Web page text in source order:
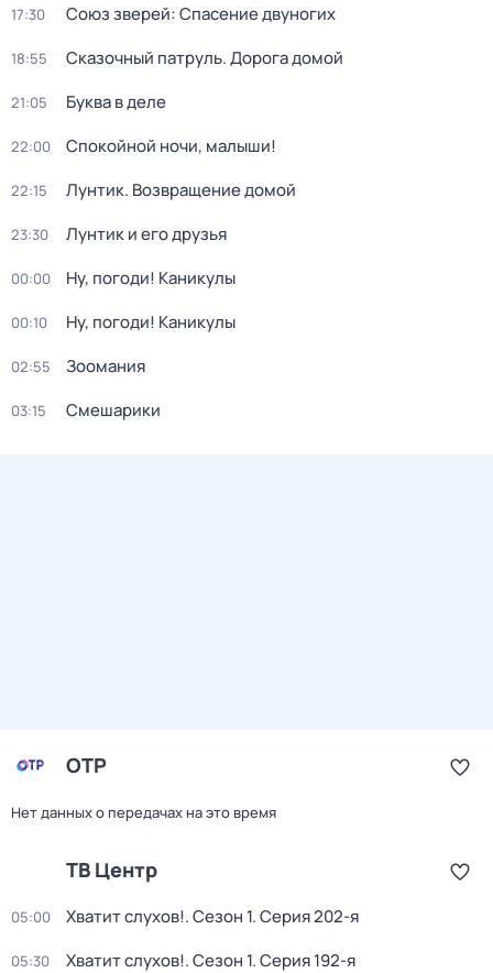
17:30 Союз зверей: Спасение двуногих
18:55 Сказочный патруль. Дорога домой
21:05 Буква в деле
22:00 Спокойной ночи, малыши!
22:15 Лунтик. Возвращение домой
23:30 Лунтик и его друзья
00:00 Ну, погоди! Каникулы
00:10 Ну, погоди! Каникулы
02:55 Зоомания
03:15 Смешарики
ОТР
Нет данных о передачах на это время
ТВ Центр
05:00 Хватит слухов!. Сезон 1. Серия 202-я
05:30 Хватит слухов!. Сезон 1. Серия 192-я